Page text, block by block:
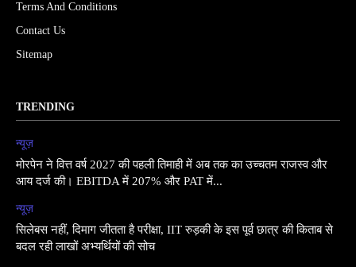
Terms And Conditions
Contact Us
Sitemap
TRENDING
न्यूज़
मोरपेन ने वित्त वर्ष 2027 की पहली तिमाही में अब तक का उच्चतम राजस्व और
आय दर्ज की। EBITDA में 207% और PAT में...
न्यूज़
सिलेबस नहीं, दिमाग जीतता है परीक्षा, IIT रुड़की के इस पूर्व छात्र की किताब से
बदल रही लाखों अभ्यर्थियों की सोच